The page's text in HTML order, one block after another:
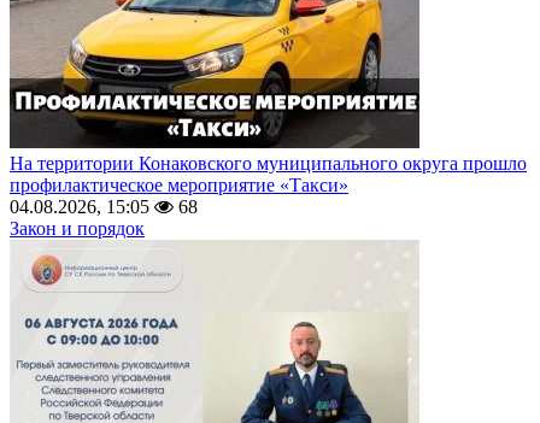
На территории Конаковского муниципального округа прошло
профилактическое мероприятие «Такси»
04.08.2026, 15:05
68
Закон и порядок